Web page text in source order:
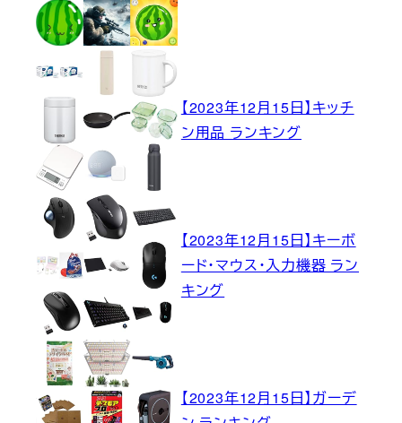
【2023年12月15日】キッチ
ン用品 ランキング
【2023年12月15日】キーボ
ード・マウス・入力機器 ラン
キング
【2023年12月15日】ガーデ